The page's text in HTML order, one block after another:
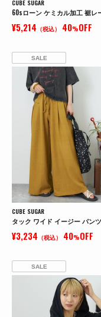
CUBE SUGAR
¥5,214 （税込） 40%OFF
SALE
CUBE SUGAR
タック ワイド イージー パンツ
¥3,234 （税込） 40%OFF
SALE